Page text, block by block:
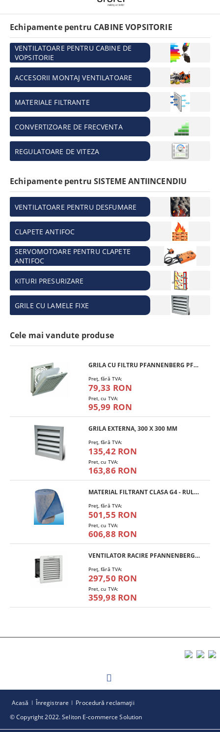
Echipamente pentru CABINE VOPSITORIE
VENTILATOARE PENTRU CABINE DE
VOPSITORIE
ACCESORII MONTAJ VENTILATOARE
MATERIALE FILTRANTE
CONVERTIZOARE DE FRECVENTA
REGULATOARE DE VITEZA
Echipamente pentru SISTEME ANTIINCENDIU
VENTILATOARE PENTRU DESFUMARE
CLAPETE ANTIFOC
SERVOMOTOARE PENTRU CLAPETE
ANTIFOC
KITURI PRESURIZARE
GRILE CU LAMELE FIXE
Cele mai vandute produse
GRILA CU FILTRU PFANNENBERG PFA 10.000
Preţ, fără TVA:
79,33 RON
Pret, cu TVA:
95,99 RON
GRILA EXTERNA, 300 X 300 MM
Preţ, fără TVA:
135,42 RON
Pret, cu TVA:
163,86 RON
MATERIAL FILTRANT CLASA G4 - RULOU
Preţ, fără TVA:
501,55 RON
Pret, cu TVA:
606,88 RON
VENTILATOR RACIRE PFANNENBERG PF 11.000
Preţ, fără TVA:
297,50 RON
Pret, cu TVA:
359,98 RON
© Copyright 2022. Seliton E-commerce Solution
Acasă Înregistrare Procedură reclamaţii